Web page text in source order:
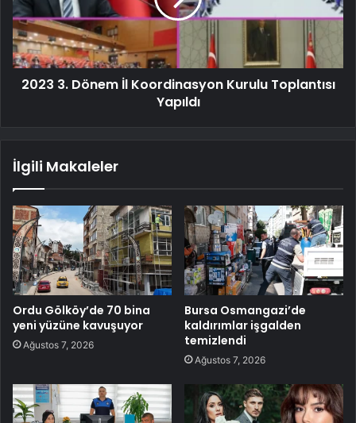
2023 3. Dönem İl Koordinasyon Kurulu Toplantısı
Yapıldı
İlgili Makaleler
Ordu Gölköy’de 70 bina
yeni yüzüne kavuşuyor
Ağustos 7, 2026
Bursa Osmangazi’de
kaldırımlar işgalden
temizlendi
Ağustos 7, 2026